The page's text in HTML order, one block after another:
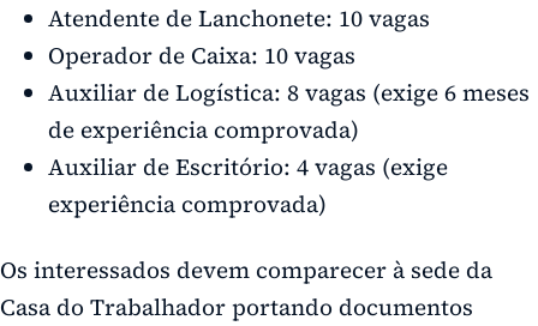
Atendente de Lanchonete: 10 vagas
Operador de Caixa: 10 vagas
Auxiliar de Logística: 8 vagas (exige 6 meses
de experiência comprovada)
Auxiliar de Escritório: 4 vagas (exige
experiência comprovada)
Os interessados devem comparecer à sede da
Casa do Trabalhador portando documentos